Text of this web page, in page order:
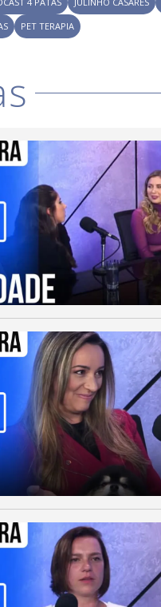
PET TERAPIA